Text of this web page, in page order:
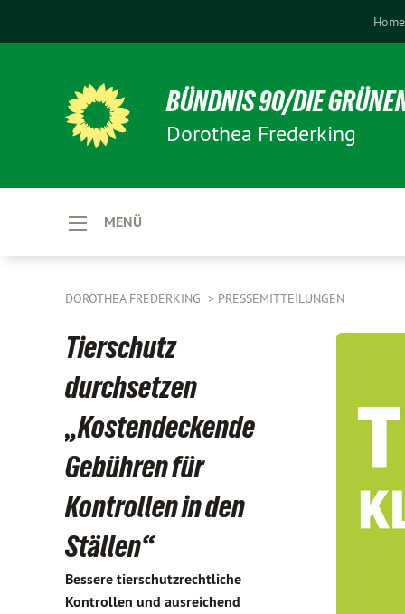
Home
BÜNDNIS 90/DIE
Dorothea Frederking
MENÜ
DOROTHEA FREDERKING PRESSEMITTEILUNGEN
Tierschutz
durchsetzen
„Kostendeckende
Gebühren für
Kontrollen in den
Ställen“
Bessere tierschutzrechtliche
Kontrollen und ausreichend